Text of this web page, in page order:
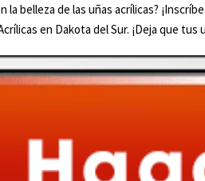
la belleza de las uñas acrílicas?
en Dakota del Sur. ¡Deja que tus